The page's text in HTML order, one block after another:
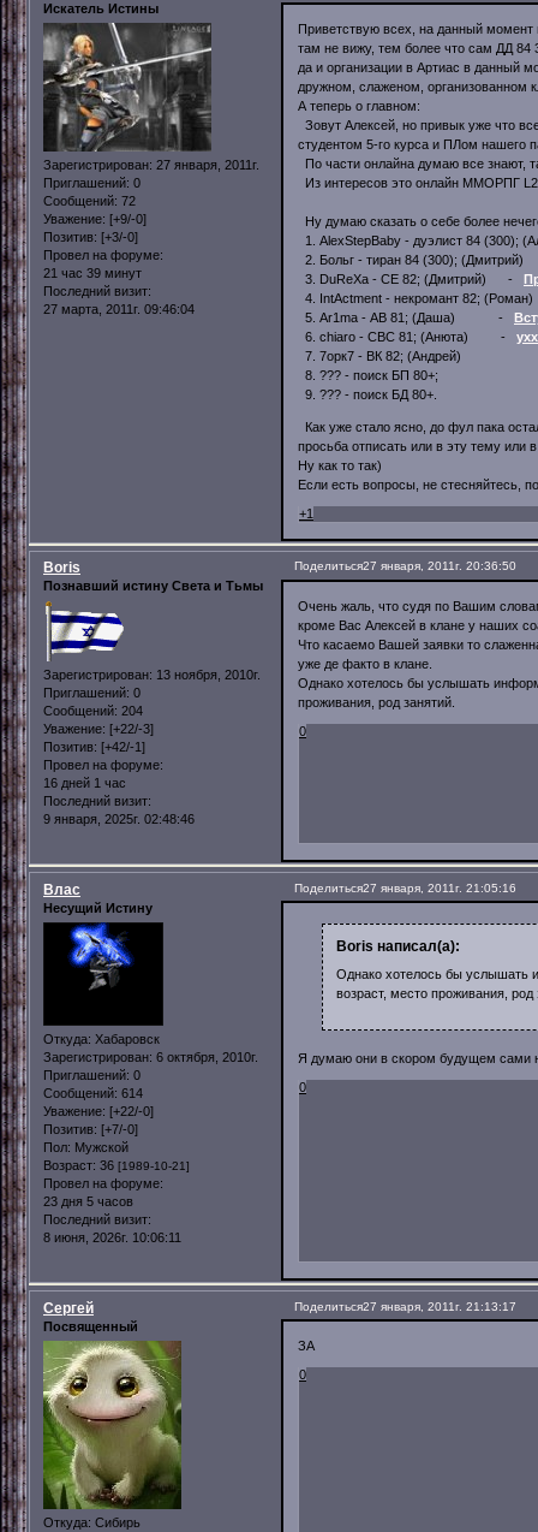
Искатель Истины
Зарегистрирован: 27 января, 2011г.
Приглашений: 0
Сообщений: 72
Уважение: [+9/-0]
Позитив: [+3/-0]
Провел на форуме:
21 час 39 минут
Последний визит:
27 марта, 2011г. 09:46:04
Приветствую всех, на данный момент
там не вижу, тем более что сам ДД 84
да и организации в Артиас в данный
дружном, слаженом, организованном
А теперь о главном:
Зовут Алексей, но привык уже что
студентом 5-го курса и ПЛом нашего
По части онлайна думаю все знают,
Из интересов это онлайн ММОРПГ
Ну думаю сказать о себе более
1. AlexStepBaby - дуэлист 84 (300);
2. Больг - тиран 84 (300); (Дмитрий)
3. DuReXa - СЕ 82; (Дмитрий) -
4. IntActment - некромант 82; (Роман)
5. Ar1ma - АВ 81; (Даша) -
6. chiaro - СВС 81; (Анюта) -
7. 7орк7 - ВК 82; (Андрей)
8. ??? - поиск БП 80+;
9. ??? - поиск БД 80+.
Как уже стало ясно, до фул пака
просьба отписать или в эту тему или
Ну как то так)
Если есть вопросы, не стесняйтесь,
+1
Поделиться27 января, 2011г. 20:36:50
Boris
Познавший истину Света и Тьмы
Зарегистрирован: 13 ноября, 2010г.
Приглашений: 0
Сообщений: 204
Уважение: [+22/-3]
Позитив: [+42/-1]
Провел на форуме:
16 дней 1 час
Последний визит:
9 января, 2025г. 02:48:46
Очень жаль, что судя по Вашим
кроме Вас Алексей в клане у наших
Что касаемо Вашей заявки то
уже де факто в клане.
Однако хотелось бы услышать
проживания, род занятий.
0
Поделиться27 января, 2011г. 21:05:16
Влас
Несущий Истину
Откуда: Хабаровск
Зарегистрирован: 6 октября, 2010г.
Приглашений: 0
Сообщений: 614
Уважение: [+22/-0]
Позитив: [+7/-0]
Пол: Мужской
Возраст: 36 [1989-10-21]
Провел на форуме:
23 дня 5 часов
Последний визит:
8 июня, 2026г. 10:06:11
Boris написал(а):
Однако хотелось бы услышать
возраст, место проживания, род
Я думаю они в скором будущем сами
0
Поделиться27 января, 2011г. 21:13:17
Сергей
Посвященный
Откуда: Сибирь
ЗА
0